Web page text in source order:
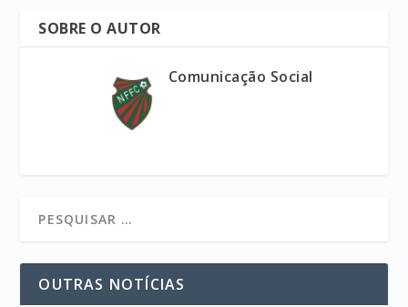
SOBRE O AUTOR
Comunicação Social
OUTRAS NOTÍCIAS